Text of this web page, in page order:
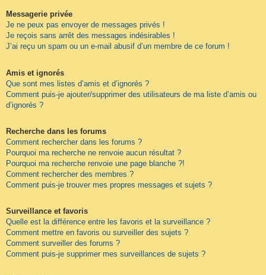
Messagerie privée
Je ne peux pas envoyer de messages privés !
Je reçois sans arrêt des messages indésirables !
J’ai reçu un spam ou un e-mail abusif d’un membre de ce forum !
Amis et ignorés
Que sont mes listes d’amis et d’ignorés ?
Comment puis-je ajouter/supprimer des utilisateurs de ma liste d’amis ou
d’ignorés ?
Recherche dans les forums
Comment rechercher dans les forums ?
Pourquoi ma recherche ne renvoie aucun résultat ?
Pourquoi ma recherche renvoie une page blanche ?!
Comment rechercher des membres ?
Comment puis-je trouver mes propres messages et sujets ?
Surveillance et favoris
Quelle est la différence entre les favoris et la surveillance ?
Comment mettre en favoris ou surveiller des sujets ?
Comment surveiller des forums ?
Comment puis-je supprimer mes surveillances de sujets ?